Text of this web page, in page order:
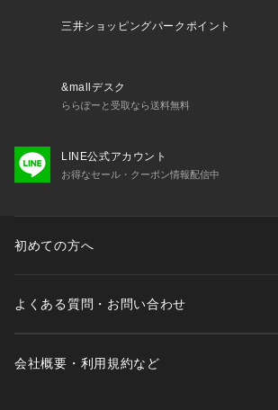
r Sports XEBIO ベーシックカジュアルウ
三井ショッピングパークポイント
&mallデスク
ららぽーと受取なら送料無料
LINE公式アカウント
お得なセール・クーポン情報配信中
初めての方へ
よくある質問・お問い合わせ
会社概要・利用規約など